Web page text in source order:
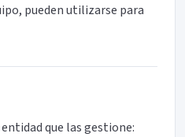
pueden utilizarse para
que las gestione: